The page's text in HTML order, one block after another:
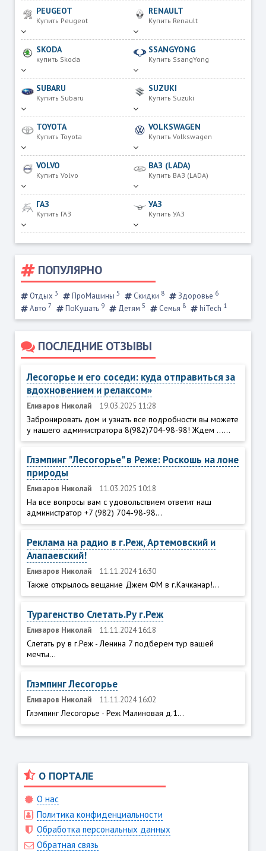
PEUGEOT
Купить Peugeot
RENAULT
Купить Renault
SKODA
купить Skoda
SSANGYONG
Купить SsangYong
SUBARU
Купить Subaru
SUZUKI
Купить Suzuki
TOYOTA
Купить Toyota
VOLKSWAGEN
Купить Volkswagen
VOLVO
Купить Volvo
ВАЗ (LADA)
Купить ВАЗ (LADA)
ГАЗ
Купить ГАЗ
УАЗ
Купить УАЗ
ПОПУЛЯРНО
Отдых 3 ПроМашины 5 Скидки 8 Здоровье 6
Авто 7 ПоКушать 9 Детям 5 Семья 8 hiTech 1
ПОСЛЕДНИЕ ОТЗЫВЫ
Лесогорье и его соседи: куда отправиться за
вдохновением и релаксом»
Елизаров Николай 19.03.2025 11:28
Забронировать дом и узнать все подробности вы можете
у нашего администратора 8(982)704-98-98! Ждем ......
Глэмпинг "Лесогорье" в Реже: Роскошь на лоне
природы
Елизаров Николай 11.03.2025 10:18
На все вопросы вам с удовольствием ответит наш
администратор +7 (982) 704-98-98...
Реклама на радио в г.Реж, Артемовский и
Алапаевский!
Елизаров Николай 11.11.2024 16:30
Также открылось вещание Джем ФМ в г.Качканар!...
Турагенство Слетать.Ру г.Реж
Елизаров Николай 11.11.2024 16:18
Слетать ру в г.Реж - Ленина 7 подберем тур вашей
мечты...
Глэмпинг Лесогорье
Елизаров Николай 11.11.2024 16:02
Глэмпинг Лесогорье - Реж Малиновая д.1...
О ПОРТАЛЕ
О нас
Политика конфиденциальности
Обработка персональных данных
Обратная связь